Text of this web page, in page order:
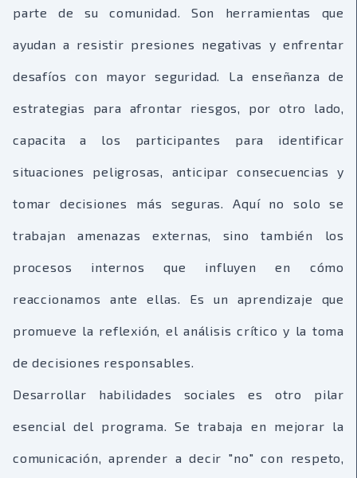
parte de su comunidad. Son herramientas que
ayudan a resistir presiones negativas y enfrentar
desafíos con mayor seguridad. La enseñanza de
estrategias para afrontar riesgos, por otro lado,
capacita a los participantes para identificar
situaciones peligrosas, anticipar consecuencias y
tomar decisiones más seguras. Aquí no solo se
trabajan amenazas externas, sino también los
procesos internos que influyen en cómo
reaccionamos ante ellas. Es un aprendizaje que
promueve la reflexión, el análisis crítico y la toma
de decisiones responsables.
Desarrollar habilidades sociales es otro pilar
esencial del programa. Se trabaja en mejorar la
comunicación, aprender a decir "no" con respeto,